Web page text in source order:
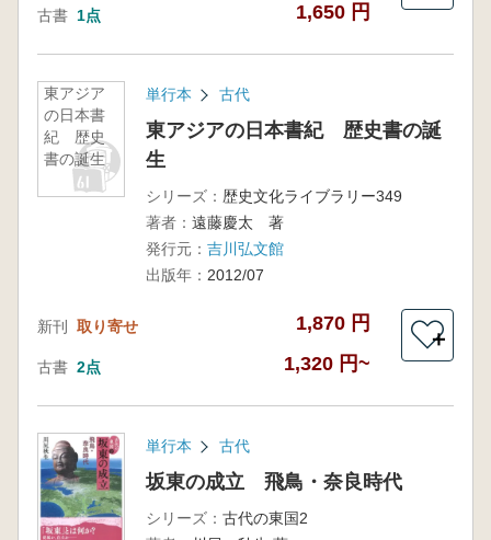
古書 1点 1,650 円
東アジア
の日本書
紀 歴史
書の誕生
単行本 古代
東アジアの日本書紀 歴史書の誕
生
シリーズ： 歴史文化ライブラリー349
著者： 遠藤慶太 著
発行元： 吉川弘文館
出版年： 2012/07
新刊 取り寄せ 1,870 円
古書 2点 1,320 円~
＋
単行本 古代
坂東の成立 飛鳥・奈良時代
シリーズ： 古代の東国2